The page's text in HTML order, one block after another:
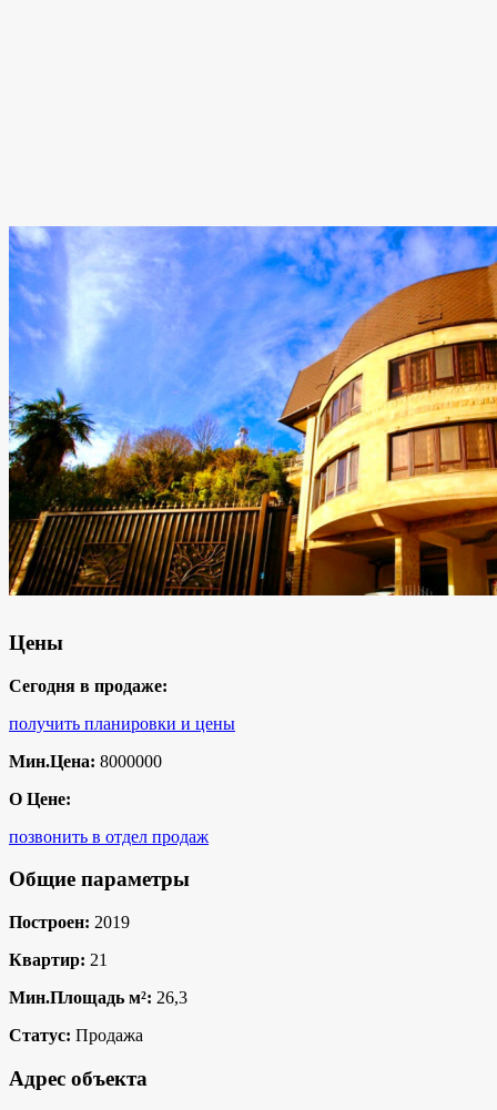
Цены
Сегодня в продаже:
получить планировки и цены
Мин.Цена: 8000000
О Цене:
позвонить в отдел продаж
Общие параметры
Построен: 2019
Квартир: 21
Мин.Площадь м²: 26,3
Статус: Продажа
Адрес объекта